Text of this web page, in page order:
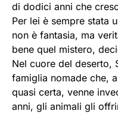
di dodici anni che
Per lei è sempre stata
non è fantasia, ma
bene quel mistero,
Nel cuore del deserto,
famiglia nomade che,
quasi certa, venne
anni, gli animali gli